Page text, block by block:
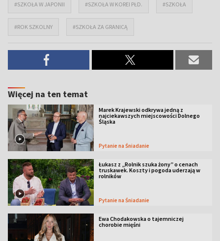
#SZKOŁA W JAPONII #SZKOŁA W KOREI PŁD. #SZKOŁA
#ROK SZKOLNY #SZKOŁA ZA GRANICĄ
Więcej na ten temat
Marek Krajewski odkrywa jedną z
najciekawszych miejscowości Dolnego
Śląska
Pytanie na Śniadanie
Łukasz z „Rolnik szuka żony” o cenach
truskawek. Koszty i pogoda uderzają w
rolników
Pytanie na Śniadanie
Ewa Chodakowska o tajemniczej
chorobie mięśni